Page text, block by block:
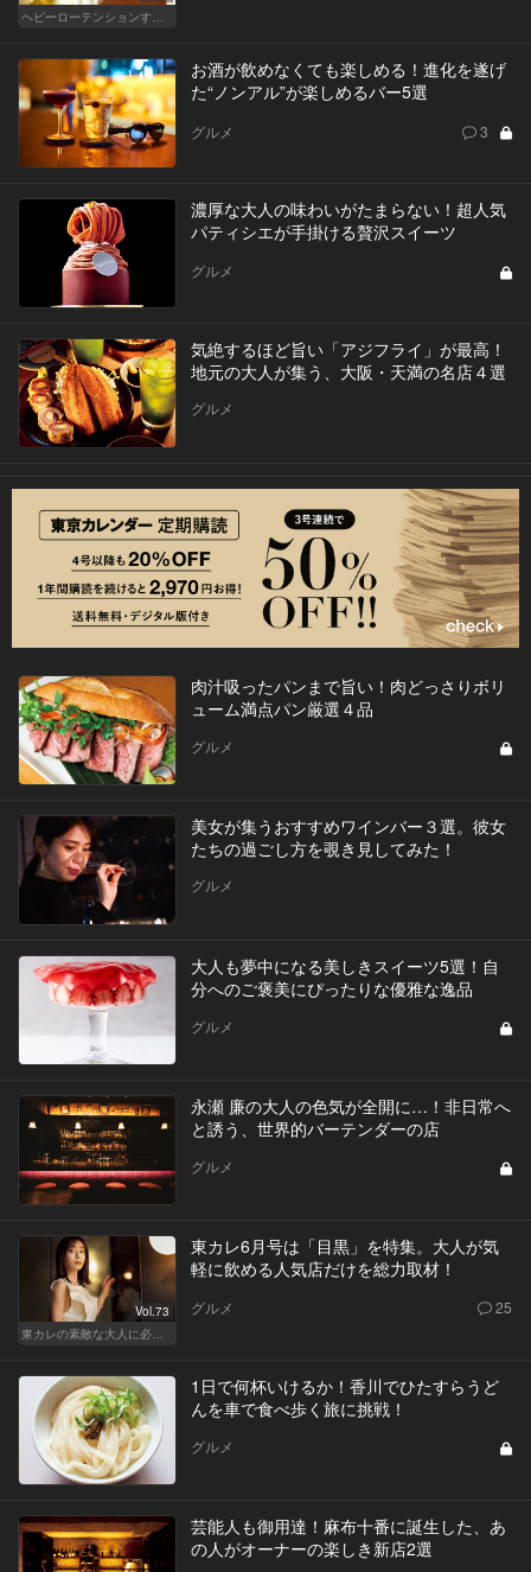
ヘビーローテンションするカレー
お酒が飲めなくても楽しめる！進化を遂げ
た“ノンアル”が楽しめるバー5選
グルメ 3
濃厚な大人の味わいがたまらない！超人気
パティシエが手掛ける贅沢スイーツ
グルメ
気絶するほど旨い「アジフライ」が最高！
地元の大人が集う、大阪・天満の名店４選
グルメ
肉汁吸ったパンまで旨い！肉どっさりボリ
ューム満点パン厳選４品
グルメ
美女が集うおすすめワインバー３選。彼女
たちの過ごし方を覗き見してみた！
グルメ
大人も夢中になる美しきスイーツ5選！自
分へのご褒美にぴったりな優雅な逸品
グルメ
永瀬 廉の大人の色気が全開に…！非日常へ
と誘う、世界的バーテンダーの店
グルメ
Vol.73
東カレの素敵な大人に必要なこと
東カレ6月号は「目黒」を特集。大人が気
軽に飲める人気店だけを総力取材！
グルメ 25
1日で何杯いけるか！香川でひたすらうど
んを車で食べ歩く旅に挑戦！
グルメ
芸能人も御用達！麻布十番に誕生した、あ
の人がオーナーの楽しき新店2選